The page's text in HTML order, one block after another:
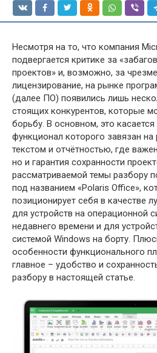
Несмотря на то, что компания
подвергается критике за
проектов» и, возможно, за
лицензирование, на рынке
(далее ПО) появились лишь
стоящих конкурентов, которые
борьбу. В основном, это
функционал которого завязан на
текстом и отчётностью, где
но и гарантия сохранности
рассматриваемой темы разбору
под названием «Polaris Office»,
позиционирует себя в качестве
для устройств на операционной
недавнего времени и для
системой Windows на борту.
особенности функционального
главное – удобство и
разбору в настоящей статье.